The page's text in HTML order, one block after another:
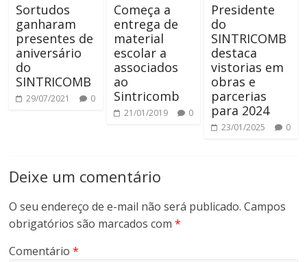
Sortudos
ganharam
presentes de
aniversário
do
SINTRICOMB
29/07/2021 0
Começa a
entrega de
material
escolar a
associados
ao
Sintricomb
21/01/2019 0
Presidente
do
SINTRICOMB
destaca
vistorias em
obras e
parcerias
para 2024
23/01/2025 0
Deixe um comentário
O seu endereço de e-mail não será publicado. Campos
obrigatórios são marcados com*
Comentário*